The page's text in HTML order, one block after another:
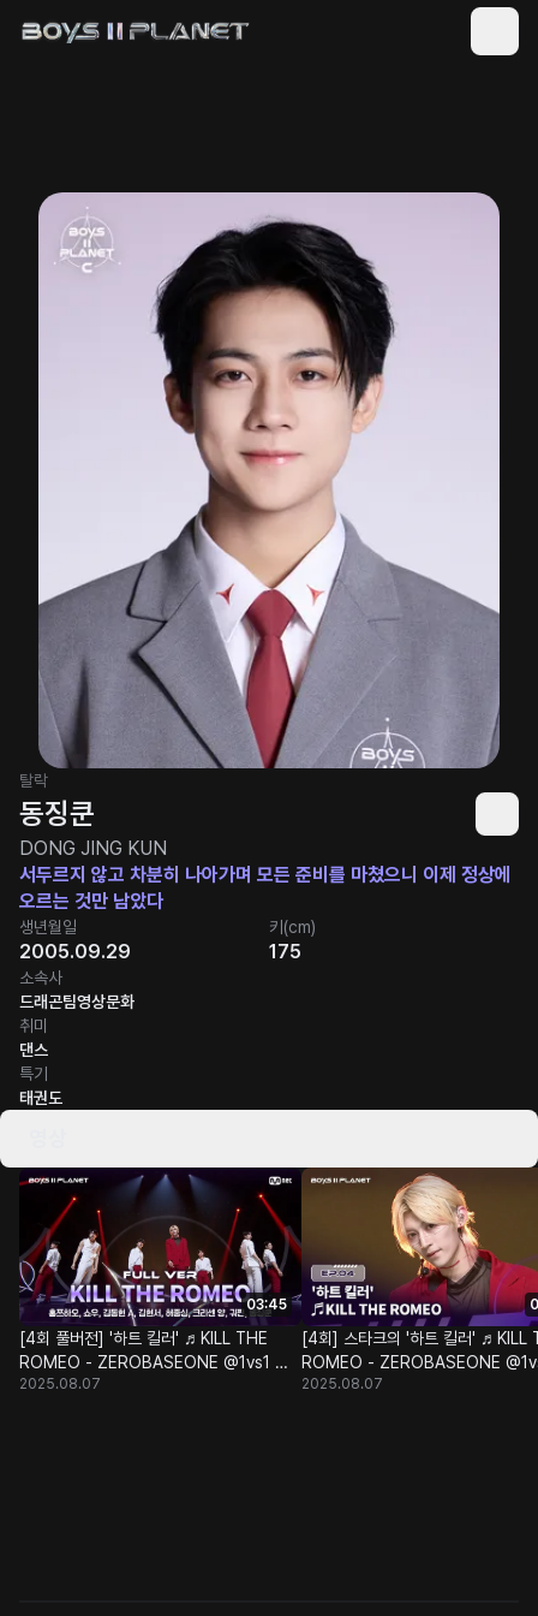
탈락
동징쿤
DONG JING KUN
서두르지 않고 차분히 나아가며 모든 준비를 마쳤으니 이제 정상에
오르는 것만 남았다
생년월일
2005.09.29
키(cm)
175
소속사
드래곤팀영상문화
취미
댄스
특기
태권도
03:45
[4회 풀버전] '하트 킬러' ♬KILL THE
ROMEO - ZEROBASEONE @1vs1 계
급 배틀
2025.08.07
[4회] 스타크의 '하트 킬러' ♬KILL
ROMEO - ZEROBASEONE
급 배틀
2025.08.07